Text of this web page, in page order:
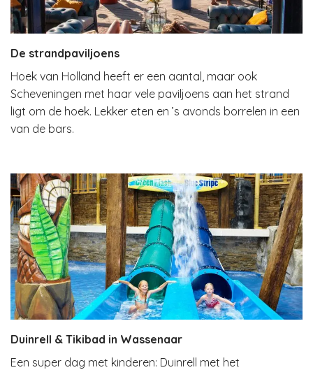
De strandpaviljoens
Hoek van Holland heeft er een aantal, maar ook
Scheveningen met haar vele paviljoens aan het strand
ligt om de hoek. Lekker eten en ’s avonds borrelen in een
van de bars.
Duinrell & Tikibad in Wassenaar
Een super dag met kinderen: Duinrell met het